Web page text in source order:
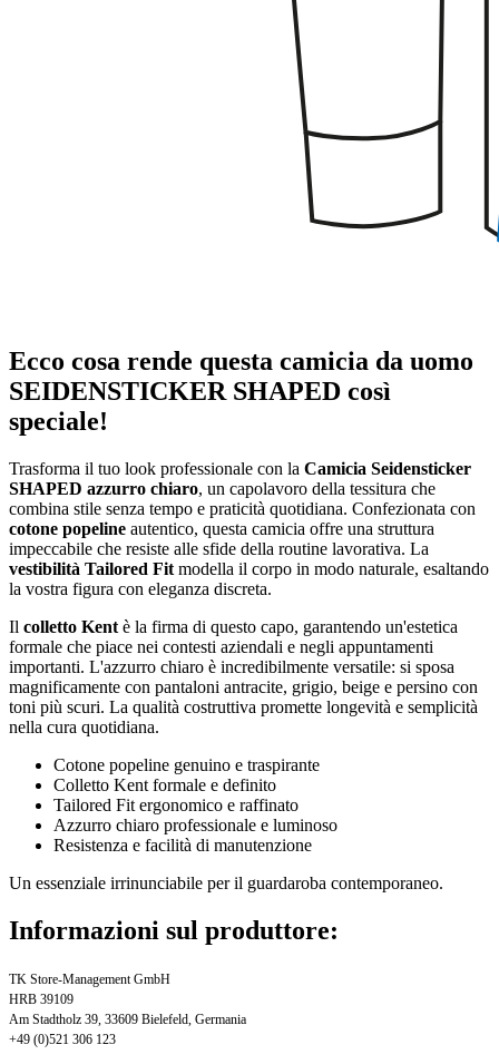
Ecco cosa rende questa camicia da uomo
SEIDENSTICKER SHAPED così
speciale!
Trasforma il tuo look professionale con la Camicia Seidensticker
SHAPED azzurro chiaro, un capolavoro della tessitura che
combina stile senza tempo e praticità quotidiana. Confezionata con
cotone popeline autentico, questa camicia offre una struttura
impeccabile che resiste alle sfide della routine lavorativa. La
vestibilità Tailored Fit modella il corpo in modo naturale, esaltando
la vostra figura con eleganza discreta.
Il colletto Kent è la firma di questo capo, garantendo un'estetica
formale che piace nei contesti aziendali e negli appuntamenti
importanti. L'azzurro chiaro è incredibilmente versatile: si sposa
magnificamente con pantaloni antracite, grigio, beige e persino con
toni più scuri. La qualità costruttiva promette longevità e semplicità
nella cura quotidiana.
Cotone popeline genuino e traspirante
Colletto Kent formale e definito
Tailored Fit ergonomico e raffinato
Azzurro chiaro professionale e luminoso
Resistenza e facilità di manutenzione
Un essenziale irrinunciabile per il guardaroba contemporaneo.
Informazioni sul produttore:
TK Store-Management GmbH
HRB 39109
Am Stadtholz 39, 33609 Bielefeld, Germania
+49 (0)521 306 123